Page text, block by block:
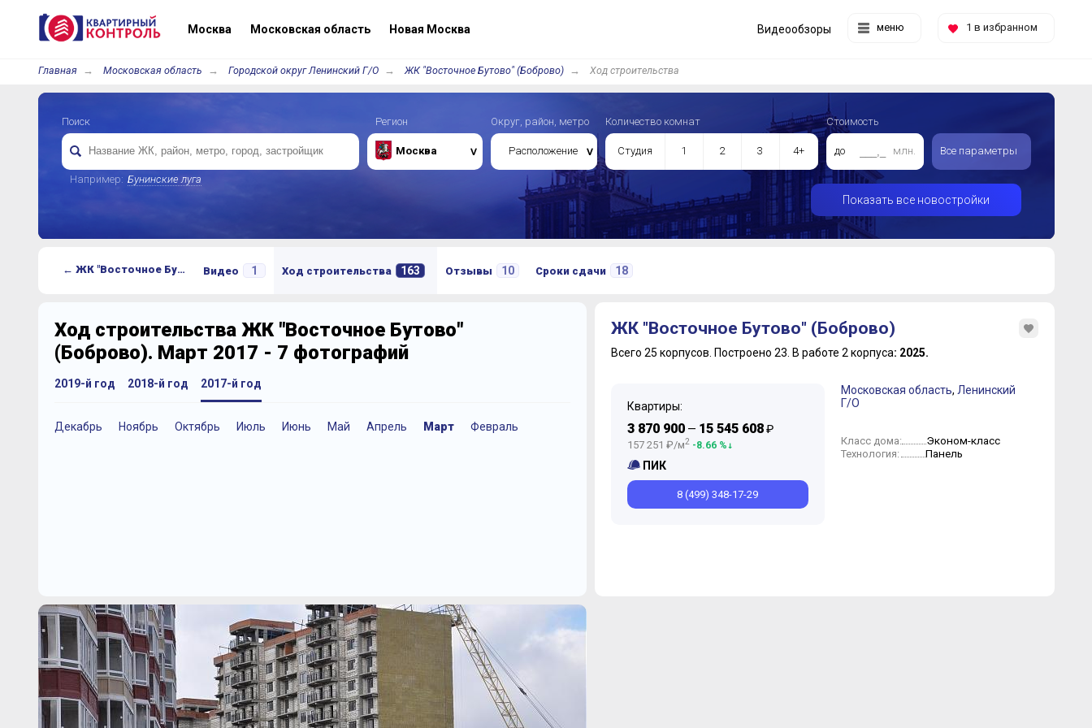
Москва Московская область Новая Москва меню 1 в избранном
Видеообзоры
Главная Московская область Городской округ Ленинский Г/О ЖК "Восточное Бутово" (Боброво) Ход строительства
Поиск
Например: Бунинские луга
Регион
Москва
Округ, район, метро
Расположение
Количество комнат
Студия 1 2 3 4+
Стоимость
до млн. Все параметры
Показать все новостройки
← ЖК "Восточное Бутово" (Боброво) Видео 1 Ход строительства 163 Отзывы 10 Сроки сдачи 18
Ход строительства ЖК "Восточное Бутово"
(Боброво). Март 2017 - 7 фотографий
2019-й год
Ноябрь Октябрь Июль
2018-й год
Ноябрь Август Июнь Май
2017-й год
Декабрь Ноябрь Октябрь Июль Июнь Май Апрель Март Февраль
ЖК "Восточное Бутово" (Боброво)
Всего 25 корпусов. Построено 23. В работе 2 корпуса: 2025.
Квартиры:
3 870 900— 15 545 608₽
157 251 ₽/м2-8.66 %
ПИК
8 (499) 348-17-29
Московская область, Ленинский
Г/О
Класс дома: Эконом-класс
Технология: Панель